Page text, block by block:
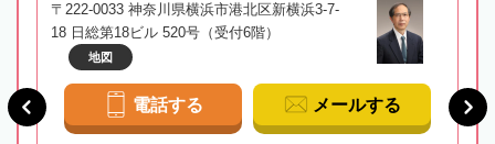
〒222-0033 神奈川県横浜市港北区新横浜3-7-
18 日総第18ビル 520号（受付6階）
地図
電話する メールする